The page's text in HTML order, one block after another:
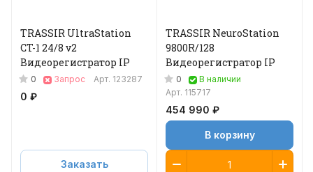
TRASSIR UltraStation
CT-1 24/8 v2
Видеорегистратор IP
0 Запрос Арт. 123287
0 ₽
Заказать
TRASSIR NeuroStation
9800R/128
Видеорегистратор IP
0
В наличии
Арт. 115717
454 990 ₽
В корзину